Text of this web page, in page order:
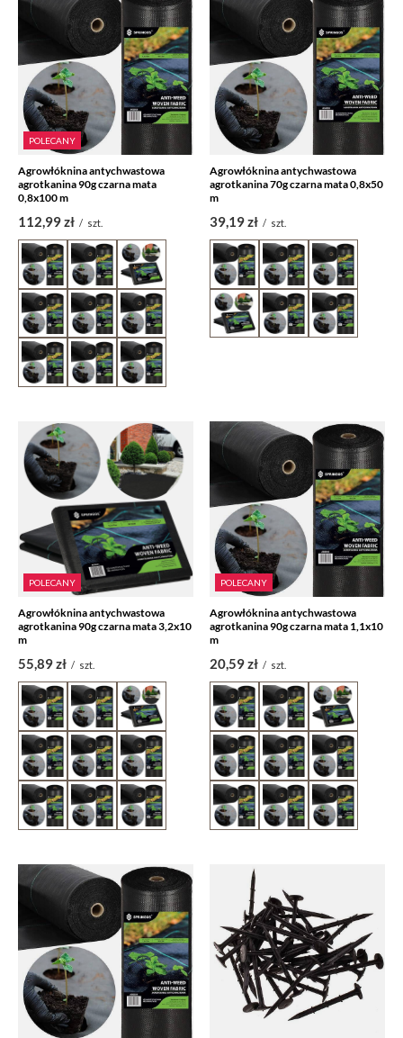
POLECANY
Agrowłóknina antychwastowa
agrotkanina 90g czarna mata
0,8x100 m
112,99 zł / szt.
Agrowłóknina antychwastowa
agrotkanina 70g czarna mata 0,8x50
m
39,19 zł / szt.
POLECANY
Agrowłóknina antychwastowa
agrotkanina 90g czarna mata 3,2x10
m
55,89 zł / szt.
POLECANY
Agrowłóknina antychwastowa
agrotkanina 90g czarna mata 1,1x10
m
20,59 zł / szt.